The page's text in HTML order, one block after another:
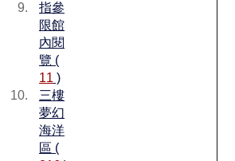
指參
限館
內閱
覽 (
11 )
三樓
夢幻
海洋
區 (